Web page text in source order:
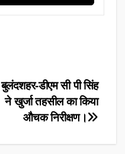
बुलंदशहर-डीएम सी पी सिंह
ने खुर्जा तहसील का किया
औचक निरीक्षण।